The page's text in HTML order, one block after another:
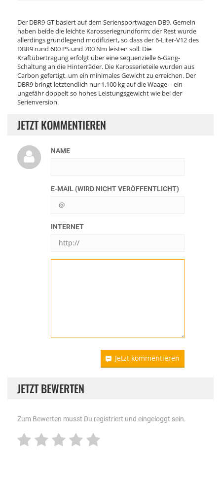
Der DBR9 GT basiert auf dem Seriensportwagen DB9. Gemein
haben beide die leichte Karosseriegrundform; der Rest wurde
allerdings grundlegend modifiziert, so dass der 6-Liter-V12 des
DBR9 rund 600 PS und 700 Nm leisten soll. Die
Kraftübertragung erfolgt über eine sequenzielle 6-Gang-
Schaltung an die Hinterräder. Die Karosserieteile wurden aus
Carbon gefertigt, um ein minimales Gewicht zu erreichen. Der
DBR9 bringt letztendlich nur 1.100 kg auf die Waage – ein
ungefähr doppelt so hohes Leistungsgewicht wie bei der
Serienversion.
JETZT KOMMENTIEREN
NAME
E-MAIL (WIRD NICHT VERÖFFENTLICHT)
INTERNET
Jetzt kommentieren
JETZT BEWERTEN
Zum Bewerten musst Du registriert und eingeloggt sein.